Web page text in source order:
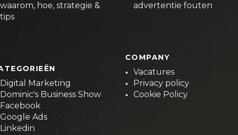
waarom, hoe, strategie &
tips
Digital Marketing
Dominic's Business Show
Facebook
Google Ads
Linkedin
advertentie fouten
COMPANY
Vacatures
Privacy policy
Cookie Policy